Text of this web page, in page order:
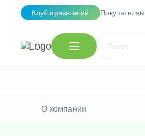
Клуб привилегий Покупателям
О компании